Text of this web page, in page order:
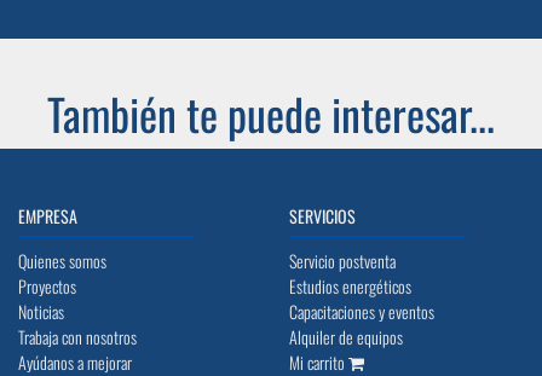
También te puede interesar...
EMPRESA
Quienes somos
Proyectos
Noticias
Trabaja con nosotros
Ayúdanos a mejorar
SERVICIOS
Servicio postventa
Estudios energéticos
Capacitaciones y eventos
Alquiler de equipos
Mi carrito